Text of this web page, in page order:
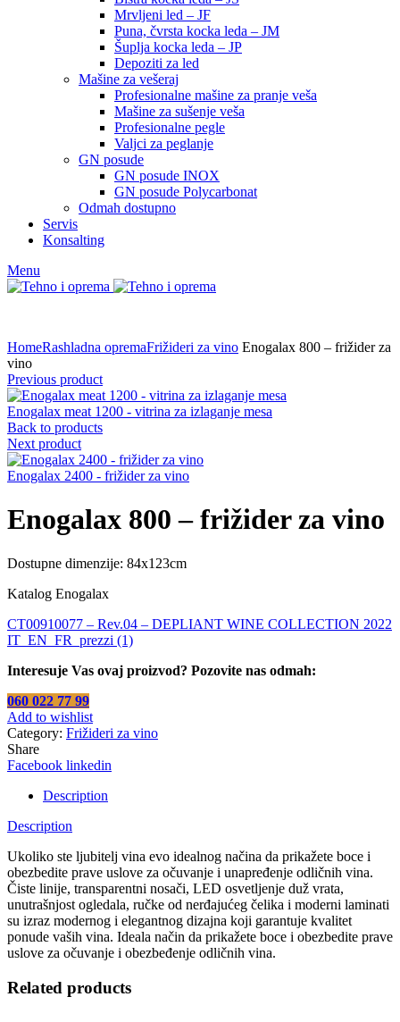
Mrvljeni led – JF
Puna, čvrsta kocka leda – JM
Šuplja kocka leda – JP
Depoziti za led
Mašine za vešeraj
Profesionalne mašine za pranje veša
Mašine za sušenje veša
Profesionalne pegle
Valjci za peglanje
GN posude
GN posude INOX
GN posude Polycarbonat
Odmah dostupno
Servis
Konsalting
Menu
HomeRashladna opremaFrižideri za vino Enogalax 800 – frižider za
vino
Previous product
Enogalax meat 1200 - vitrina za izlaganje mesa
Back to products
Next product
Enogalax 2400 - frižider za vino
Enogalax 800 – frižider za vino
Dostupne dimenzije: 84x123cm
Katalog Enogalax
CT00910077 – Rev.04 – DEPLIANT WINE COLLECTION 2022
IT_EN_FR_prezzi (1)
Interesuje Vas ovaj proizvod? Pozovite nas odmah:
060 022 77 99
Add to wishlist
Category: Frižideri za vino
Share
Facebook linkedin
Description
Description
Ukoliko ste ljubitelj vina evo idealnog načina da prikažete boce i
obezbedite prave uslove za očuvanje i unapređenje odličnih vina.
Čiste linije, transparentni nosači, LED osvetljenje duž vrata,
unutrašnjost ogledala, ručke od nerđajućeg čelika i moderni laminati
su izraz modernog i elegantnog dizajna koji garantuje kvalitet
ponude vaših vina. Ideala način da prikažete boce i obezbedite prave
uslove za očuvanje i obezbeđenje odličnih vina.
Related products